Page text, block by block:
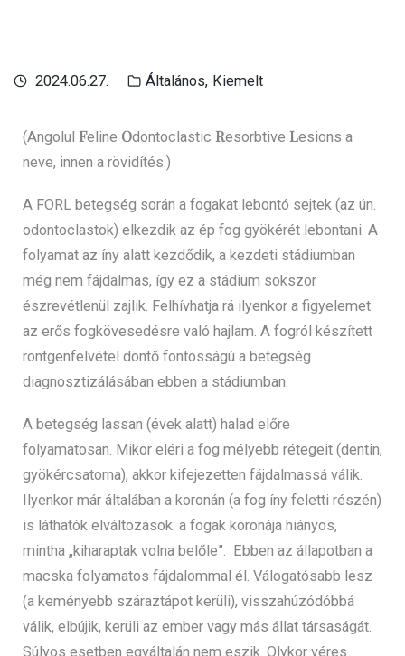
2024.06.27. Általános Kiemelt
(Angolul Feline Odontoclastic Resorbtive Lesions a
neve, innen a rövidítés.)
A FORL betegség során a fogakat lebontó sejtek (az ún.
odontoclastok) elkezdik az ép fog gyökérét lebontani. A
folyamat az íny alatt kezdődik, a kezdeti stádiumban
még nem fájdalmas, így ez a stádium sokszor
észrevétlenül zajlik. Felhívhatja rá ilyenkor a figyelemet
az erős fogkövesedésre való hajlam. A fogról készített
röntgenfelvétel döntő fontosságú a betegség
diagnosztizálásában ebben a stádiumban.
A betegség lassan (évek alatt) halad előre
folyamatosan. Mikor eléri a fog mélyebb rétegeit (dentin,
gyökércsatorna), akkor kifejezetten fájdalmassá válik.
Ilyenkor már általában a koronán (a fog íny feletti részén)
is láthatók elváltozások: a fogak koronája hiányos,
mintha „kiharaptak volna belőle”. Ebben az állapotban a
macska folyamatos fájdalommal él. Válogatósabb lesz
(a keményebb száraztápot kerüli), visszahúzódóbbá
válik, elbújik, kerüli az ember vagy más állat társaságát.
Súlyos esetben egyáltalán nem eszik. Olykor véres